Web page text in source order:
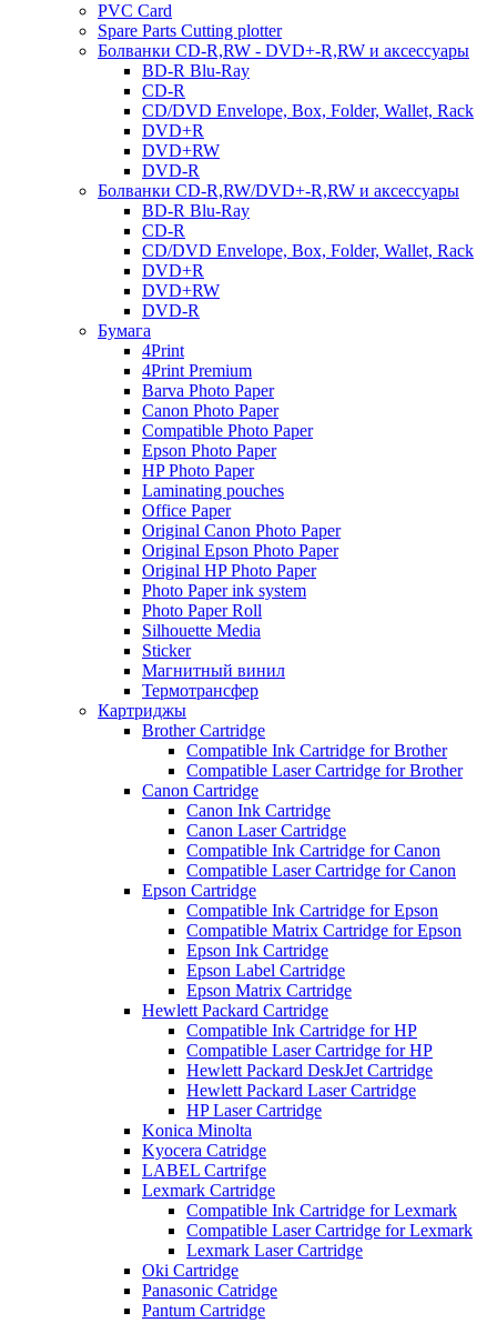
PVC Card
Spare Parts Cutting plotter
Болванки CD-R,RW - DVD+-R,RW и аксессуары
BD-R Blu-Ray
CD-R
CD/DVD Envelope, Box, Folder, Wallet, Rack
DVD+R
DVD+RW
DVD-R
Болванки CD-R,RW/DVD+-R,RW и аксессуары
BD-R Blu-Ray
CD-R
CD/DVD Envelope, Box, Folder, Wallet, Rack
DVD+R
DVD+RW
DVD-R
Бумага
4Print
4Print Premium
Barva Photo Paper
Canon Photo Paper
Compatible Photo Paper
Epson Photo Paper
HP Photo Paper
Laminating pouches
Office Paper
Original Canon Photo Paper
Original Epson Photo Paper
Original HP Photo Paper
Photo Paper ink system
Photo Paper Roll
Silhouette Media
Sticker
Магнитный винил
Термотрансфер
Картриджы
Brother Cartridge
Compatible Ink Cartridge for Brother
Compatible Laser Cartridge for Brother
Canon Cartridge
Canon Ink Cartridge
Canon Laser Cartridge
Compatible Ink Cartridge for Canon
Compatible Laser Cartridge for Canon
Epson Cartridge
Compatible Ink Cartridge for Epson
Compatible Matrix Cartridge for Epson
Epson Ink Cartridge
Epson Label Cartridge
Epson Matrix Cartridge
Hewlett Packard Cartridge
Compatible Ink Cartridge for HP
Compatible Laser Cartridge for HP
Hewlett Packard DeskJet Cartridge
Hewlett Packard Laser Cartridge
HP Laser Cartridge
Konica Minolta
Kyocera Catridge
LABEL Cartrifge
Lexmark Cartridge
Compatible Ink Cartridge for Lexmark
Compatible Laser Cartridge for Lexmark
Lexmark Laser Cartridge
Oki Cartridge
Panasonic Catridge
Pantum Cartridge